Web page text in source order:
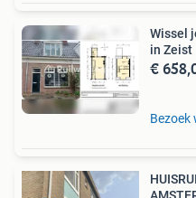
Wissel
in Zeist
€
Bezoek